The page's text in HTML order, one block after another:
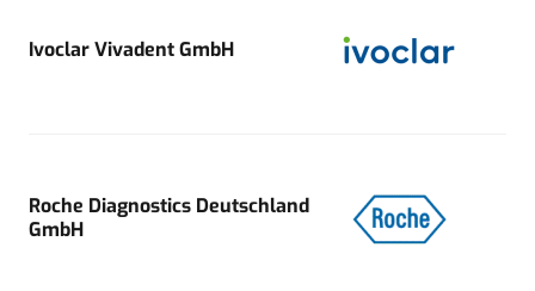
Ivoclar Vivadent GmbH
Roche Diagnostics Deutschland
GmbH